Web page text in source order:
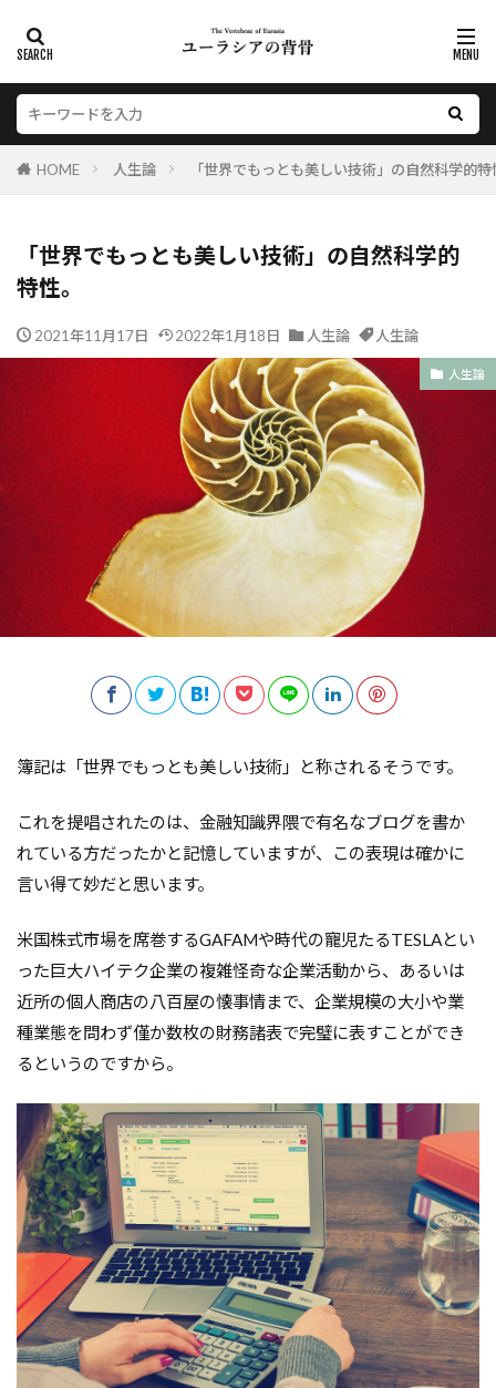
HOME 人生論 「世界でもっとも美しい技術」の自然科学的特
「世界でもっとも美しい技術」の自然科学的
特性。
2021年11月17日 2022年1月18日 人生論 人生論
人生論
簿記は「世界でもっとも美しい技術」と称されるそうです。
これを提唱されたのは、金融知識界隈で有名なブログを書か
れている方だったかと記憶していますが、この表現は確かに
言い得て妙だと思います。
米国株式市場を席巻するGAFAMや時代の寵児たるTESLAとい
った巨大ハイテク企業の複雑怪奇な企業活動から、あるいは
近所の個人商店の八百屋の懐事情まで、企業規模の大小や業
種業態を問わず僅か数枚の財務諸表で完璧に表すことができ
るというのですから。